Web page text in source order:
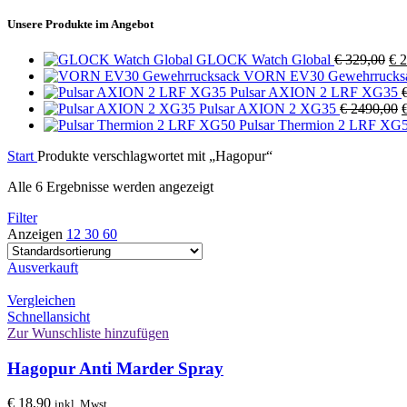
Unsere Produkte im Angebot
GLOCK Watch Global €329,00
€
€
VORN EV30
Pulsar AXION 2 LRF XG35
Pulsar AXION 2 XG35 €2490,00
Pulsar Thermion 2 LRF
Start Produkte verschlagwortet mit „Hagopur“
Alle 6 Ergebnisse werden angezeigt
Filter
Anzeigen 12 30 60
Ausverkauft
Vergleichen
Schnellansicht
Zur Wunschliste hinzufügen
Hagopur Anti Marder Spray
€ 18,90 inkl. Mwst